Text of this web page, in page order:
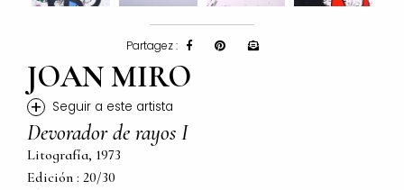
Partagez :
JOAN MIRO
+ Seguir a este artista
Devorador de rayos I
Litografía, 1973
Edición : 20/30